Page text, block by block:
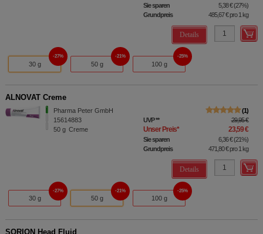
Sie sparen 5,38 €(27%)
Grundpreis
485,67 €pro 1 kg
Details
30 g
27%
50 g
21%
100 g
25%
ALNOVAT Creme
Pharma Peter GmbH
15614883
50 g Creme
1
UVP** 29,95 €
Unser Preis* 23,59 €
Sie sparen 6,36 €(21%)
Grundpreis
471,80 €pro 1 kg
Details
30 g
27%
50 g
21%
100 g
25%
SORION Head Fluid